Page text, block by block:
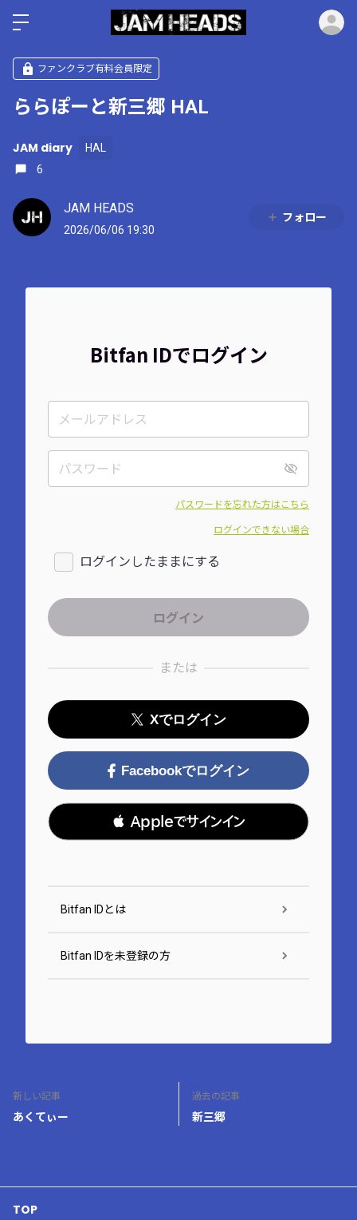
ファンクラブ有料会員限定
ららぽーと新三郷 HAL
JAM diary
HAL
6
JAM HEADS
2026/06/06 19:30
フォロー
Bitfan IDでログイン
パスワードを忘れた方はこちら
ログインできない場合
ログインしたままにする
または
Xでログイン
Facebookでログイン
 Appleでサインイン
Bitfan IDとは
Bitfan IDを未登録の方
新しい記事
あくてぃー
過去の記事
新三郷
TOP